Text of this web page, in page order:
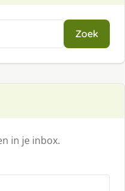
Zoek
in je inbox.